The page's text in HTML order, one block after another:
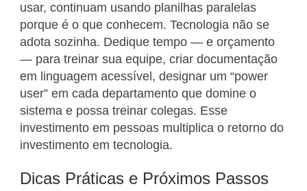
usar, continuam usando planilhas paralelas
porque é o que conhecem. Tecnologia não se
adota sozinha. Dedique tempo — e orçamento
— para treinar sua equipe, criar documentação
em linguagem acessível, designar um “power
user” em cada departamento que domine o
sistema e possa treinar colegas. Esse
investimento em pessoas multiplica o retorno do
investimento em tecnologia.
Dicas Práticas e Próximos Passos